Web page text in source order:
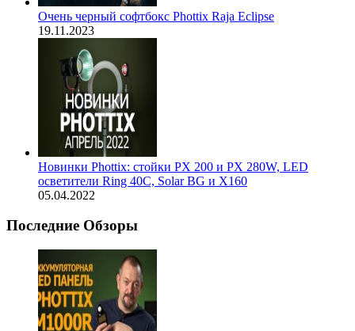
Очень черный софтбокс Phottix Raja Eclipse
19.11.2023
Новинки Phottix: стойки PX 200 и PX 280W, LED
осветители Ring 40С, Solar BG и X160
05.04.2022
Последние Обзоры